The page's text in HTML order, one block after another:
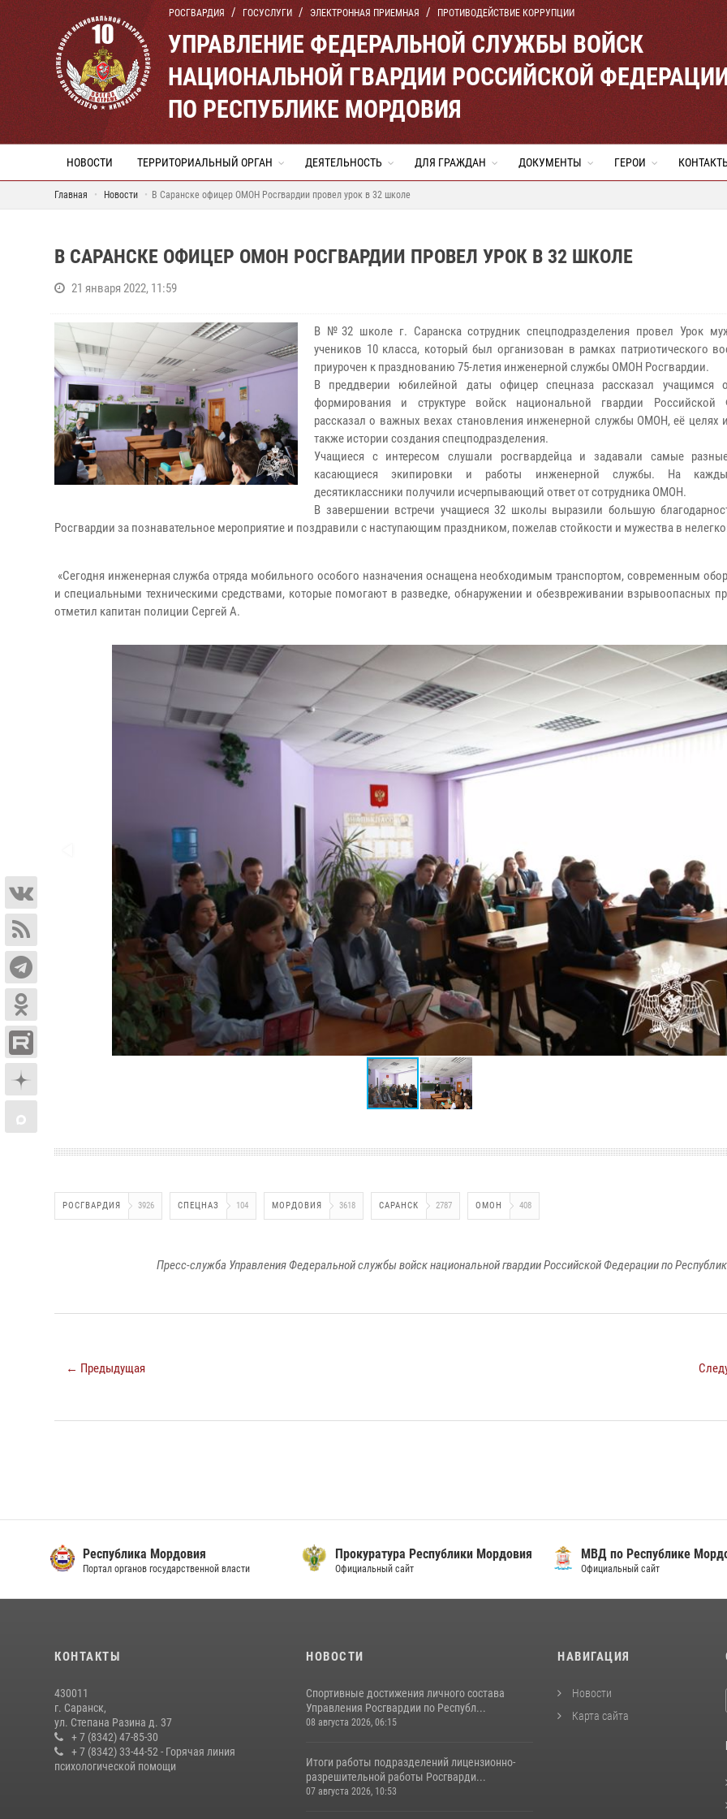
РОСГВАРДИЯ ГОСУСЛУГИ ЭЛЕКТРОННАЯ ПРИЕМНАЯ ПРОТИВОДЕЙСТВИЕ КОРРУПЦИИ
УПРАВЛЕНИЕ ФЕДЕРАЛЬНОЙ СЛУЖБЫ ВОЙСК
НАЦИОНАЛЬНОЙ ГВАРДИИ РОССИЙСКОЙ
ПО РЕСПУБЛИКЕ МОРДОВИЯ
НОВОСТИ ТЕРРИТОРИАЛЬНЫЙ ОРГАН ДЕЯТЕЛЬНОСТЬ ДЛЯ ГРАЖДАН ДОКУМЕНТЫ ГЕРОИ
Главная Новости В Саранске офицер ОМОН Росгвардии провел урок в 32 школе
В САРАНСКЕ ОФИЦЕР ОМОН РОСГВАРДИИ ПРОВЕЛ УРОК В 32 ШКОЛЕ
21 января 2022, 11:59
В №32 школе г. Саранска сотрудник спецподразделения провел Урок
учеников 10 класса, который был организован в рамках патриотического
приурочен к празднованию 75-летия инженерной службы ОМОН Росгвардии.
В преддверии юбилейной даты офицер спецназа рассказал учащимся
формирования и структуре войск национальной гвардии Российской
рассказал о важных вехах становления инженерной службы ОМОН, её целях
также истории создания спецподразделения.
Учащиеся с интересом слушали росгвардейца и задавали самые
касающиеся экипировки и работы инженерной службы. На
десятиклассники получили исчерпывающий ответ от сотрудника ОМОН.
В завершении встречи учащиеся 32 школы выразили большую
Росгвардии за познавательное мероприятие и поздравили с наступающим праздником, пожелав стойкости и мужества в
«Сегодня инженерная служба отряда мобильного особого назначения оснащена необходимым транспортом, современным
и специальными техническими средствами, которые помогают в разведке, обнаружении и обезвреживании взрывоопасных
отметил капитан полиции Сергей А.
РОСГВАРДИЯ 3926 СПЕЦНАЗ 104 МОРДОВИЯ 3618 САРАНСК 2787 ОМОН 408
Пресс-служба Управления Федеральной службы войск национальной гвардии Российской Федерации по
← Предыдущая
Республика Мордовия
Портал органов государственной власти
Прокуратура Республики Мордовия
Официальный сайт
МВД по Республике
Официальный сайт
КОНТАКТЫ
430011
г. Саранск,
ул. Степана Разина д. 37
+ 7 (8342) 47-85-30
+ 7 (8342) 33-44-52 - Горячая линия
психологической помощи
НОВОСТИ
Спортивные достижения личного состава
Управления Росгвардии по Республ...
08 августа 2026, 06:15
Итоги работы подразделений лицензионно-
разрешительной работы Росгварди...
07 августа 2026, 10:53
НАВИГАЦИЯ
Новости
Карта сайта